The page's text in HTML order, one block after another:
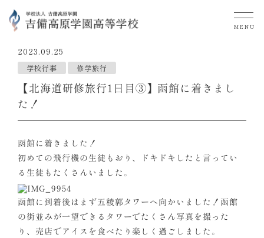
MENU
2023.09.25
学校行事 修学旅行
【北海道研修旅行1日目③】函館に着きまし
た！
函館に着きました！
初めての飛行機の生徒もおり、ドキドキしたと言ってい
る生徒もたくさんいました。
函館に到着後はまず五稜郭タワーへ向かいました！函館
の街並みが一望できるタワーでたくさん写真を撮った
り、売店でアイスを食べたり楽しく過ごしました。